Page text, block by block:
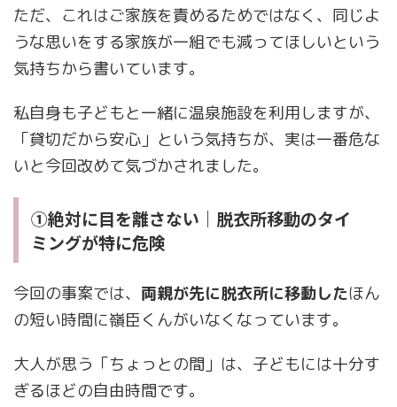
ただ、これはご家族を責めるためではなく、同じよ
うな思いをする家族が一組でも減ってほしいという
気持ちから書いています。
私自身も子どもと一緒に温泉施設を利用しますが、
「貸切だから安心」という気持ちが、実は一番危な
いと今回改めて気づかされました。
①絶対に目を離さない｜脱衣所移動のタイ
ミングが特に危険
今回の事案では、 両親が先に脱衣所に移動したほん
の短い時間に嶺臣くんがいなくなっています。
大人が思う「ちょっとの間」は、子どもには十分す
ぎるほどの自由時間です。